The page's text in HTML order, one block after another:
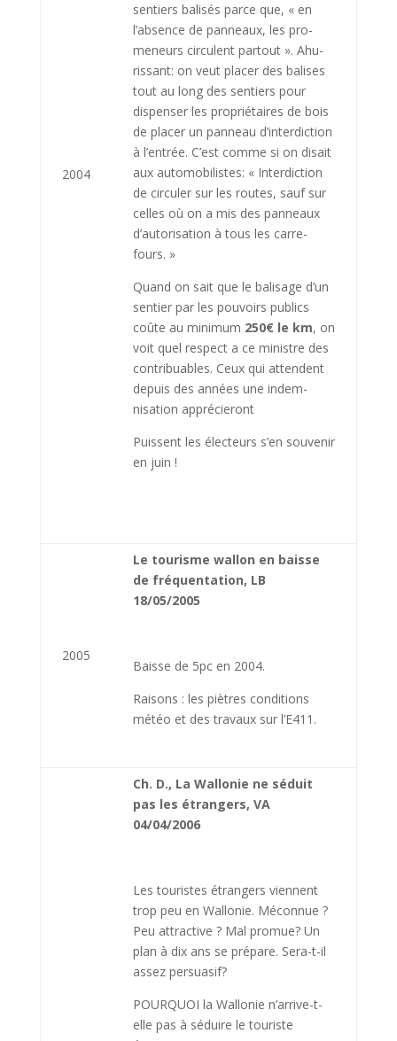
2004
sentiers balisés parce que, « en
l’absence de panneaux, les pro­
meneurs circulent partout ». Ahu­
rissant: on veut placer des bali­ses
tout au long des sentiers pour
dispenser les propriétai­res de bois
de placer un pan­neau d’interdiction
à l’entrée. C’est comme si on disait
aux automobilistes: « Interdiction
de circuler sur les routes, sauf sur
celles où on a mis des panneaux
d’autorisation à tous les carre­
fours. »
Quand on sait que le balisage d’un
sentier par les pouvoirs publics
coûte au minimum 250€ le km, on
voit quel res­pect a ce ministre des
contri­buables. Ceux qui attendent
depuis des années une indem­
nisation apprécieront
Puissent les électeurs s’en sou­venir
en juin !
2005
Le tourisme wallon en baisse
de fréquentation, LB
18/05/2005
Baisse de 5pc en 2004.
Raisons : les piètres conditions
météo et des travaux sur l’E411.
Ch. D., La Wallonie ne séduit
pas les étrangers, VA
04/04/2006
Les touristes étrangers viennent
trop peu en Wallonie. Méconnue ?
Peu attractive ? Mal promue? Un
plan à dix ans se prépare. Sera-t-il
assez persuasif?
POURQUOI la Wallonie n’arrive-t-
elle pas à sé­duire le touriste